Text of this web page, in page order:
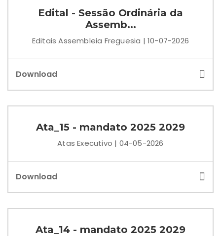
Edital - Sessão Ordinária da
Assemb...
Editais Assembleia Freguesia | 10-07-2026
Download
Ata_15 - mandato 2025 2029
Atas Executivo | 04-05-2026
Download
Ata_14 - mandato 2025 2029